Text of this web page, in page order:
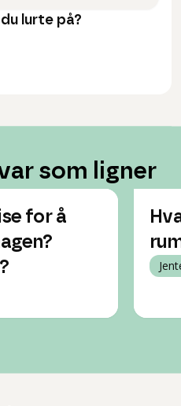
lurte på?
som ligner
for å